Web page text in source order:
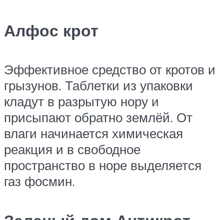
Алфос крот
Эффективное средство от кротов и
грызунов. Таблетки из упаковки
кладут в разрытую нору и
присыпают обратно землёй. От
влаги начинается химическая
реакция и в свободное
пространство в норе выделяется
газ фосмин.